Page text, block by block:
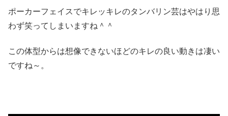
ポーカーフェイスでキレッキレのタンバリン芸はやはり思
わず笑ってしまいますね＾＾
この体型からは想像できないほどのキレの良い動きは凄い
ですね～。